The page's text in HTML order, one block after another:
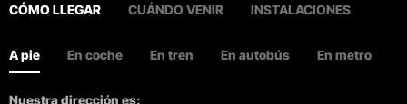
CÓMO LLEGAR CUÁNDO VENIR INSTALACIONES
A pie En coche En tren En autobús En metro
Nuestra dirección es: